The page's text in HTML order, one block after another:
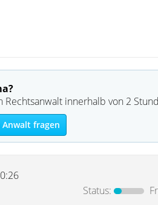
innerhalb von 2
fragen
Status: